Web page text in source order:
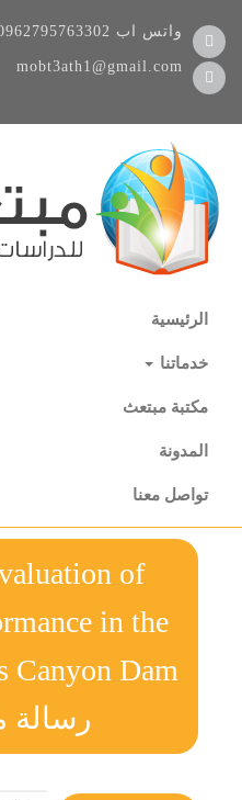
واتس اب
mobt3ath1@gmail.com
الرئيسية
خدماتنا
مكتبة مبتعث
المدونة
تواصل معنا
of
in the
Canyon Dam
رسالة